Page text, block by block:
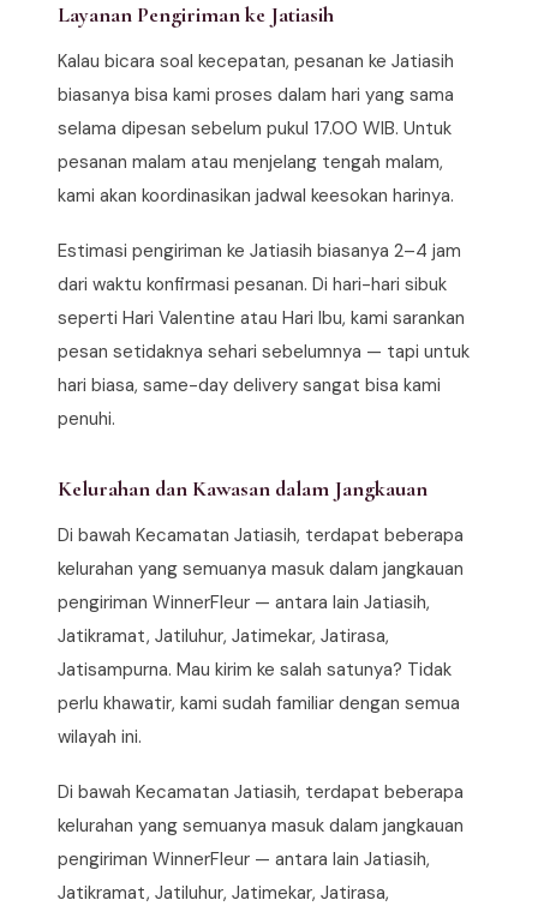
Layanan Pengiriman ke Jatiasih
Kalau bicara soal kecepatan, pesanan ke Jatiasih
biasanya bisa kami proses dalam hari yang sama
selama dipesan sebelum pukul 17.00 WIB. Untuk
pesanan malam atau menjelang tengah malam,
kami akan koordinasikan jadwal keesokan harinya.
Estimasi pengiriman ke Jatiasih biasanya 2–4 jam
dari waktu konfirmasi pesanan. Di hari-hari sibuk
seperti Hari Valentine atau Hari Ibu, kami sarankan
pesan setidaknya sehari sebelumnya — tapi untuk
hari biasa, same-day delivery sangat bisa kami
penuhi.
Kelurahan dan Kawasan dalam Jangkauan
Di bawah Kecamatan Jatiasih, terdapat beberapa
kelurahan yang semuanya masuk dalam jangkauan
pengiriman WinnerFleur — antara lain Jatiasih,
Jatikramat, Jatiluhur, Jatimekar, Jatirasa,
Jatisampurna. Mau kirim ke salah satunya? Tidak
perlu khawatir, kami sudah familiar dengan semua
wilayah ini.
Di bawah Kecamatan Jatiasih, terdapat beberapa
kelurahan yang semuanya masuk dalam jangkauan
pengiriman WinnerFleur — antara lain Jatiasih,
Jatikramat, Jatiluhur, Jatimekar, Jatirasa,